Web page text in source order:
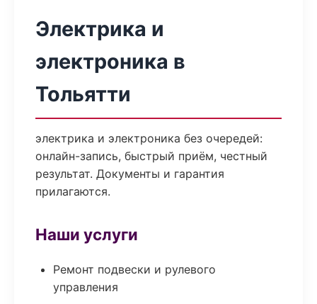
Электрика и
электроника в
Тольятти
электрика и электроника без очередей:
онлайн-запись, быстрый приём, честный
результат. Документы и гарантия
прилагаются.
Наши услуги
Ремонт подвески и рулевого
управления